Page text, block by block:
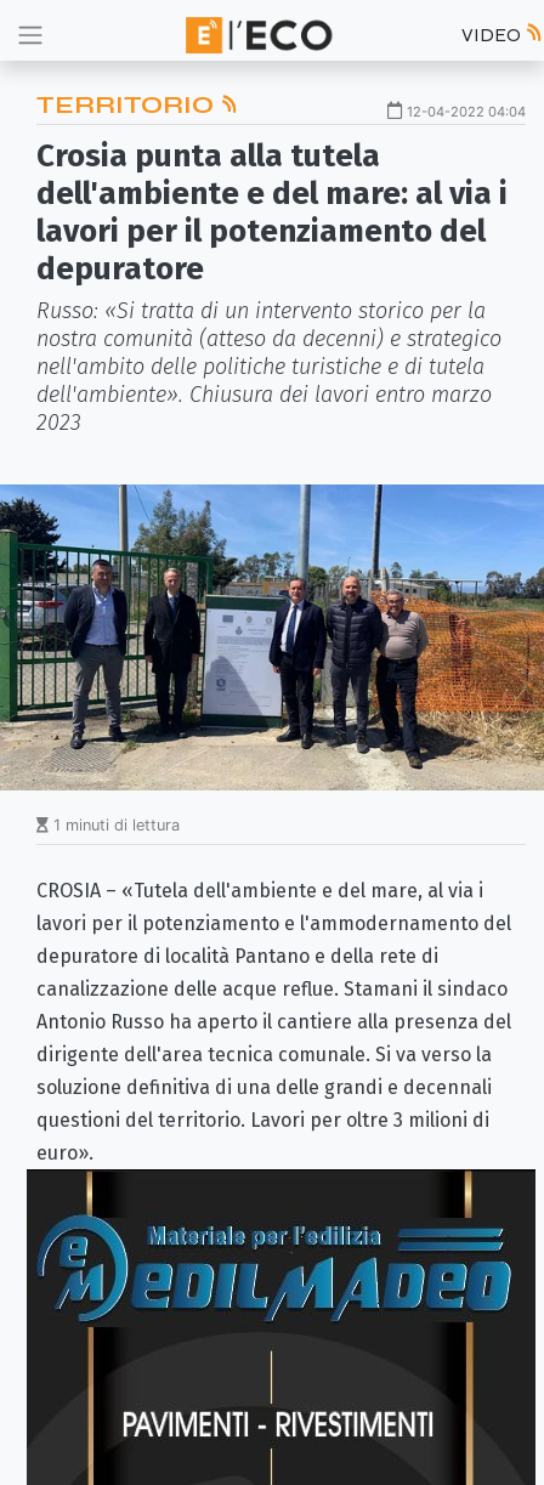
VIDEO
TERRITORIO 12-04-2022 04:04
Crosia punta alla tutela
dell'ambiente e del mare: al via i
lavori per il potenziamento del
depuratore
Russo: «Si tratta di un intervento storico per la
nostra comunità (atteso da decenni) e strategico
nell'ambito delle politiche turistiche e di tutela
dell'ambiente». Chiusura dei lavori entro marzo
2023
1 minuti di lettura
CROSIA – «Tutela dell'ambiente e del mare, al via i
lavori per il potenziamento e l'ammodernamento del
depuratore di località Pantano e della rete di
canalizzazione delle acque reflue. Stamani il sindaco
Antonio Russo ha aperto il cantiere alla presenza del
dirigente dell'area tecnica comunale. Si va verso la
soluzione definitiva di una delle grandi e decennali
questioni del territorio. Lavori per oltre 3 milioni di
euro».